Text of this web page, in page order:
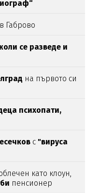
в Габрово
се разведе и
на първото си
психопати,
с "вируса
като клоун,
пенсионер